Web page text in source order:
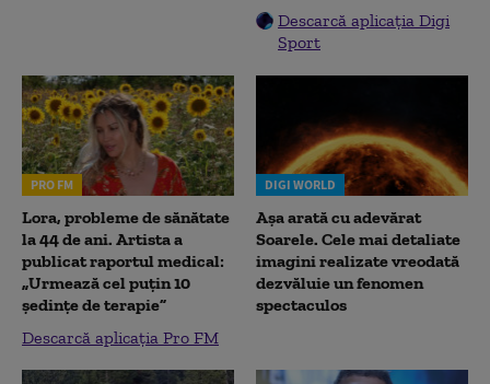
Descarcă aplicația Digi
Sport
PRO FM
Lora, probleme de sănătate
la 44 de ani. Artista a
publicat raportul medical:
„Urmează cel puțin 10
ședințe de terapie”
Descarcă aplicația Pro FM
DIGI WORLD
Așa arată cu adevărat
Soarele. Cele mai detaliate
imagini realizate vreodată
dezvăluie un fenomen
spectaculos